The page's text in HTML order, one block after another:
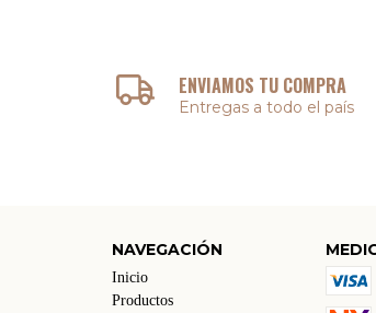
ENVIAMOS TU COMPRA
Entregas a todo el país
NAVEGACIÓN
Inicio
Productos